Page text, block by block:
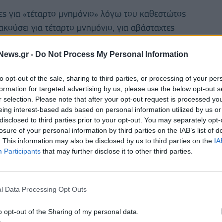
- Do Not Process My Personal Information
opt-out of the sale, sharing to third parties, or processing of your
for targeted advertising by us, please use the below opt-out
selection. Please note that after your opt-out request is processed
interest-based ads based on personal information utilized by us
to third parties prior to your opt-out. You may separately
of your personal information by third parties on the IAB’s list of
This information may also be disclosed by us to third parties on the
Participants that may further disclose it to other third parties.
Data Processing Opt Outs
opt-out of the Sharing of my personal data.
για «τέταρτο μνημόνιο» λόγω του καθεστώτος
για τέταρτο μνημόνιο, για αβάσταχτες
Η αλήθεια είναι όμως εκεί για όποιον θέλει
της Ελλάδας θα γίνεται στο γνωστό πλαίσιο
ευρωζώνης που εξέρχονται από πρόγραμμα.
θεσμών θα είναι κατά δύο περισσότερες, με
δεν είναι κάποια νέα ή επιπλέον
στην απόφαση του Eurogroup».